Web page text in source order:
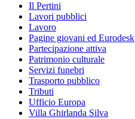
Il Pertini
Lavori pubblici
Lavoro
Pagine giovani ed Eurodesk
Partecipazione attiva
Patrimonio culturale
Servizi funebri
Trasporto pubblico
Tributi
Ufficio Europa
Villa Ghirlanda Silva